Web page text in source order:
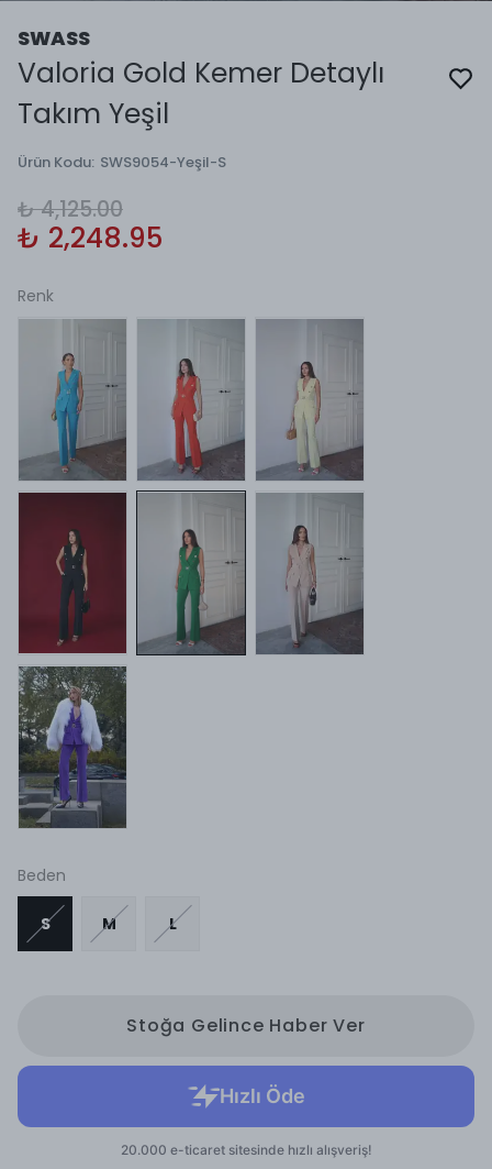
SWASS
Valoria Gold Kemer Detaylı
Takım Yeşil
Ürün Kodu: SWS9054-Yeşil-S
₺ 4,125.00
₺ 2,248.95
Renk
Beden
S M L
Stoğa Gelince Haber Ver